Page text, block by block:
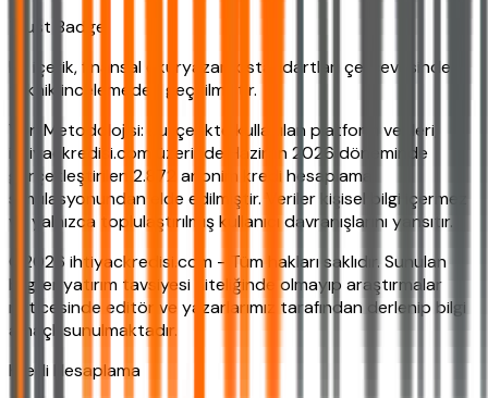
Trust Badge:
Bu içerik, finansal okuryazarlık standartları çerçevesinde
teknik incelemeden geçirilmiştir.
Veri Metodolojisi: Bu içerikte kullanılan platform verileri,
ihtiyackredisi.com üzerinde Haziran 2026 döneminde
gerçekleştirilen 2.872 anonim kredi hesaplama
simülasyonundan elde edilmiştir. Veriler kişisel bilgi içermez
ve yalnızca toplulaştırılmış kullanıcı davranışlarını yansıtır.
©2026 ihtiyackredisi.com - Tüm hakları saklıdır. Sunulan
bilgiler yatırım tavsiyesi niteliğinde olmayıp araştırmalar
neticesinde editör ve yazarlarımız tarafından derlenip bilgi
amaçlı sunulmaktadır.
Kredi Hesaplama